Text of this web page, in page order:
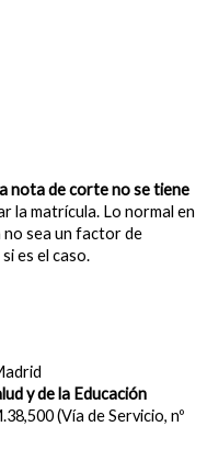
la nota de corte no se tiene
la matrícula. Lo normal en
sea un factor de
es el caso.
y de la Educación
(Vía de Servicio, nº